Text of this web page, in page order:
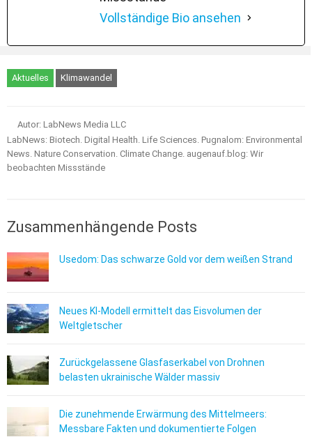
Vollständige Bio ansehen
Aktuelles Klimawandel
Autor: LabNews Media LLC
LabNews: Biotech. Digital Health. Life Sciences. Pugnalom: Environmental
News. Nature Conservation. Climate Change. augenauf.blog: Wir
beobachten Missstände
Zusammenhängende Posts
Usedom: Das schwarze Gold vor dem weißen Strand
Neues KI-Modell ermittelt das Eisvolumen der
Weltgletscher
Zurückgelassene Glasfaserkabel von Drohnen
belasten ukrainische Wälder massiv
Die zunehmende Erwärmung des Mittelmeers:
Messbare Fakten und dokumentierte Folgen